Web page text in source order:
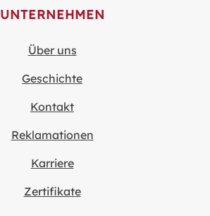
UNTERNEHMEN
Über uns
Geschichte
Kontakt
Reklamationen
Karriere
Zertifikate